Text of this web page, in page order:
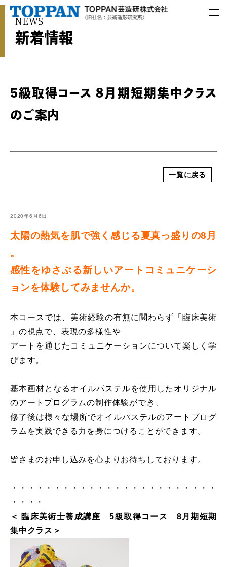
NEWS
新着情報
5級取得コース 8月期短期集中クラス
のご案内
一覧に戻る
2020年6月6日
太陽の熱気を肌で強く感じる夏真っ盛りの8月
。
感性をゆさぶる新しいアートコミュニケーシ
ョンを体験してみませんか。
本コースでは、美術経験の有無に関わらず「臨床美術
」の視点で、表現の多様性や
アートを通じたコミュニケーションについて楽しく学
びます。
基本画材となるオイルパステルを使用したオリジナル
のアートプログラムの制作体験ができ、
修了後は様々な場所でオイルパステルのアートプログ
ラムを実践できる力を身につけることができます。
皆さまのお申し込みを心よりお待ちしております。
・・・・・・・・・・・・・・・・・・・・・・・・
・・・・
＜ 臨床美術士養成講座 5級取得コース 8月期短期
集中クラス＞